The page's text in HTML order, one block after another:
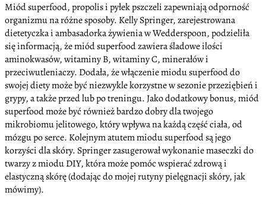
Miód superfood, propolis i pyłek pszczeli zapewniają odporność
organizmu na różne sposoby. Kelly Springer, zarejestrowana
dietetyczka i ambasadorka żywienia w Wedderspoon, podzieliła
się informacją, że miód superfood zawiera śladowe ilości
aminokwasów, witaminy B, witaminy C, minerałów i
przeciwutleniaczy. Dodała, że włączenie miodu superfood do
swojej diety może być niezwykle korzystne w sezonie przeziębień i
grypy, a także przed lub po treningu. Jako dodatkowy bonus, miód
superfood może być również bardzo dobry dla twojego
mikrobiomu jelitowego, który wpływa na każdą część ciała, od
mózgu po serce. Kolejnym atutem miodu superfood są jego
korzyści dla skóry. Springer zasugerował wykonanie maseczki do
twarzy z miodu DIY, która może pomóc wspierać zdrową i
elastyczną skórę (dodając do mojej rutyny pielęgnacji skóry, jak
mówimy).